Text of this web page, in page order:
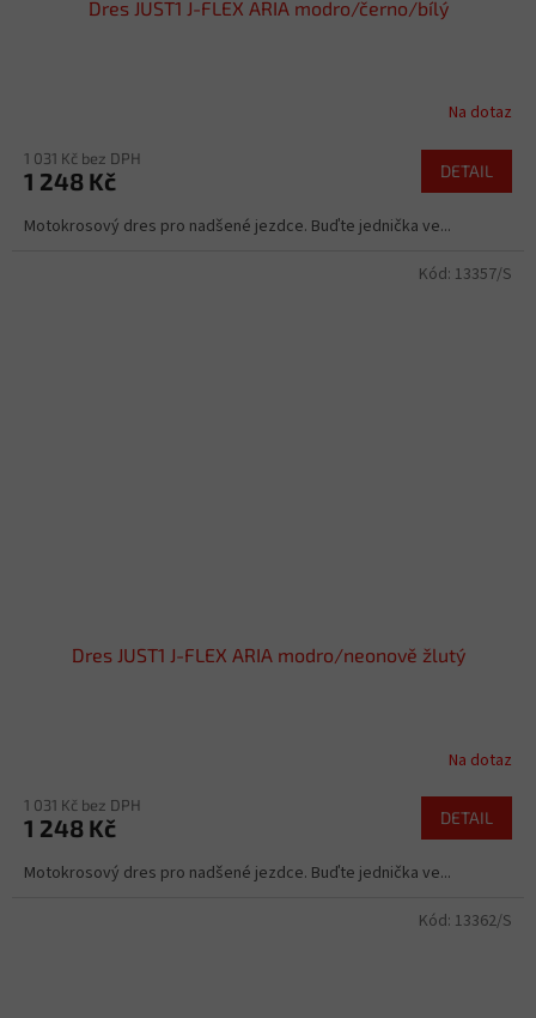
Dres JUST1 J-FLEX ARIA modro/černo/bílý
Na dotaz
1 031 Kč bez DPH
1 248 Kč DETAIL
Motokrosový dres pro nadšené jezdce. Buďte jednička ve...
Dres JUST1 J-FLEX ARIA modro/neonově žlutý
Na dotaz
1 031 Kč bez DPH
1 248 Kč DETAIL
Motokrosový dres pro nadšené jezdce. Buďte jednička ve...
Kód: 13357/S
Kód: 13362/S